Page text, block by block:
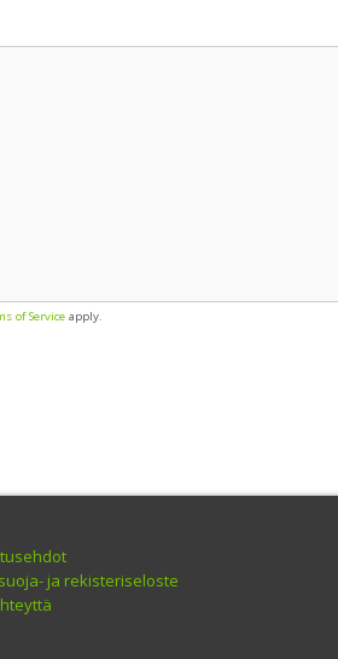
of Service apply.
ja rekisteriseloste